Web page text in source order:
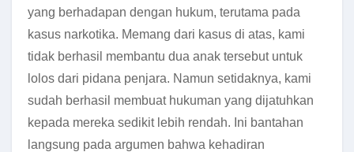
yang berhadapan dengan hukum, terutama pada
kasus narkotika. Memang dari kasus di atas, kami
tidak berhasil membantu dua anak tersebut untuk
lolos dari pidana penjara. Namun setidaknya, kami
sudah berhasil membuat hukuman yang dijatuhkan
kepada mereka sedikit lebih rendah. Ini bantahan
langsung pada argumen bahwa kehadiran